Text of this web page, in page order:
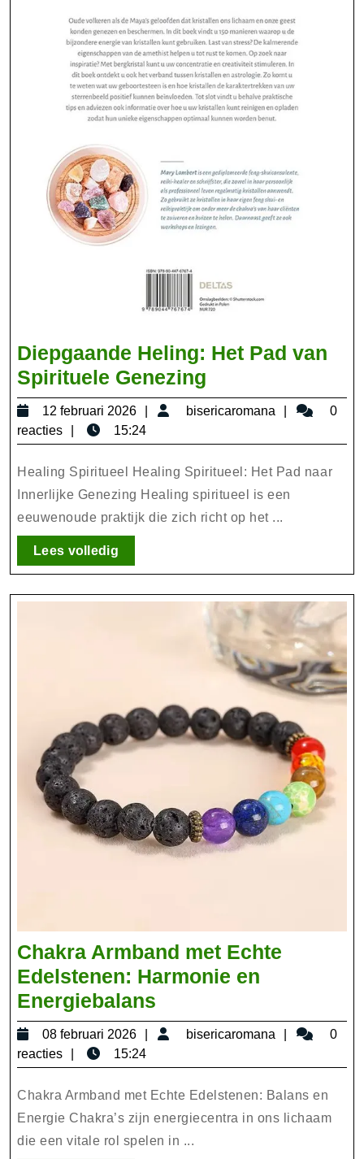
Diepgaande Heling: Het Pad van
Spirituele Genezing
Heling:
Pad
van
Spirituele
Genezing
12 februari 2026
12
2026
bisericaromana
0
reacties
15:24
Healing Spiritueel Healing Spiritueel: Het Pad naar
Innerlijke Genezing Healing spiritueel is een
eeuwenoude praktijk die zich richt op het ...
Lees volledigLees
volledig
Chakra Armband met Echte
Edelstenen: Harmonie en
Energiebalans
Armband
Echte
Edelstenen:
Harmonie
en
08 februari 2026
08
2026
bisericaromana
0
reacties
15:24
Chakra Armband met Echte Edelstenen: Balans en
Energie Chakra’s zijn energiecentra in ons lichaam
die een vitale rol spelen in ...